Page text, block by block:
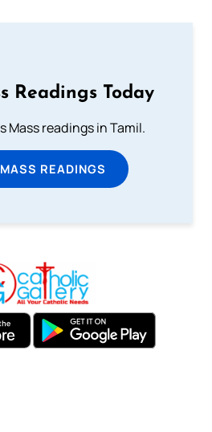
Readings Today
Mass readings in Tamil.
READINGS